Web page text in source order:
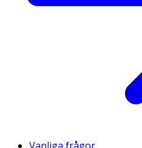
Vanliga frågor